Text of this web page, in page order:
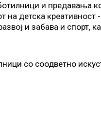
и предaвања
на детска креативност -
и забава и спорт,
со соодветно